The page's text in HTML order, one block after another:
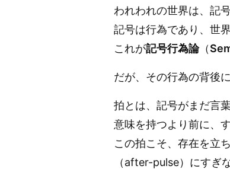
われわれの世界は、記
記号は行為であり、世
これが記号行為論（
だが、その行為の背後
拍とは、記号がまだ言
意味を持つより前に、
この拍こそ、存在を立
（after-pulse）にすぎな